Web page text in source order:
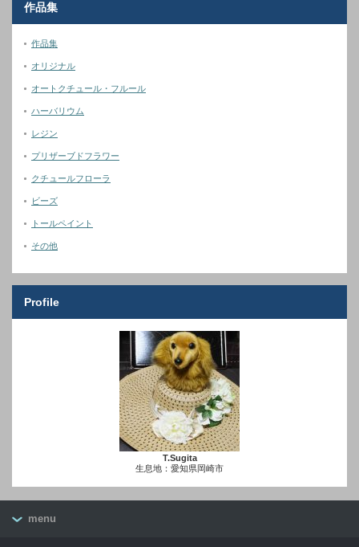
作品集
作品集
オリジナル
オートクチュール・フルール
ハーバリウム
レジン
プリザーブドフラワー
クチュールフローラ
ビーズ
トールペイント
その他
Profile
T.Sugita
生息地：愛知県岡崎市
menu